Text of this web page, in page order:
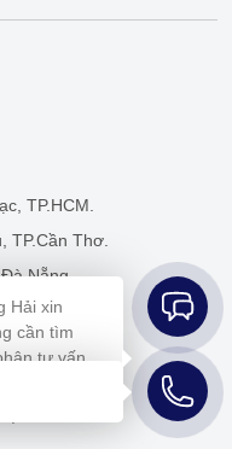
TP.HCM.
TP.Cần Thơ.
Nẵng.
Hải xin
cần tìm
tư vấn
ngay ạ!